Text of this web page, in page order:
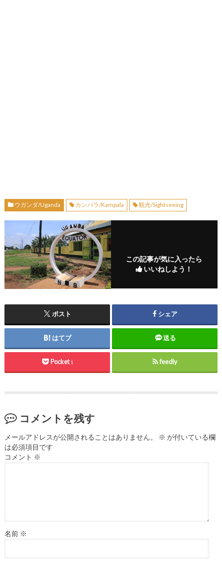
ウガンダ/Uganda カンパラ/Kampala 観光/Sightseeing
この記事が気に入ったら
いいねしよう！
ポスト シェア
はてブ 送る
Pocket 1 feedly
コメントを残す
メールアドレスが公開されることはありません。 ※ が付いている欄
は必須項目です
コメント ※
名前 ※